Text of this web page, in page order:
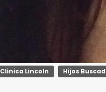
Clinica Lincoln Hijos